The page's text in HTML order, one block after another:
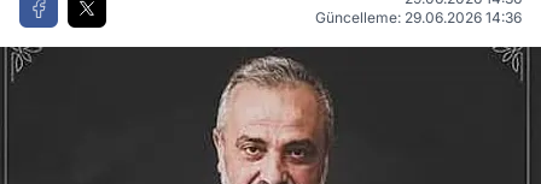
Güncelleme: 29.06.2026 14:36